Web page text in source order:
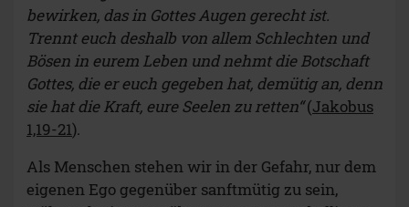
bewirken, das in Gottes Augen gerecht ist.
Trennt euch deshalb von allem Schlechten und
Bösen in eurem Leben und nehmt die Botschaft
Gottes, die er euch gegeben hat, demütig an, denn
sie hat die Kraft, eure Seelen zu retten“(Jakobus
1,19-21).
Als Menschen stehen wir in der Gefahr, nur dem
eigenen Ego gegenüber sanftmütig zu sein,